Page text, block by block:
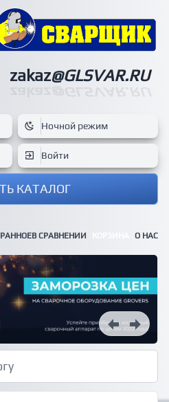
zakaz@GLSVAR.RU
Ночной режим
Войти
КАТАЛОГ
В СРАВНЕНИИ О НАС